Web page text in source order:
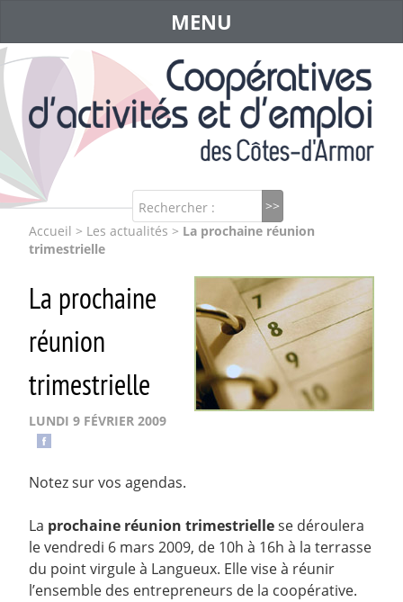
Rechercher :
MENU
Accueil > Les actualités > La prochaine réunion
trimestrielle
La prochaine
réunion
trimestrielle
LUNDI 9 FÉVRIER 2009
Notez sur vos agendas.
La prochaine réunion trimestriellese déroulera
le vendredi 6 mars 2009, de 10h à 16h à la terrasse
du point virgule à Langueux. Elle vise à réunir
l’ensemble des entrepreneurs de la coopérative.